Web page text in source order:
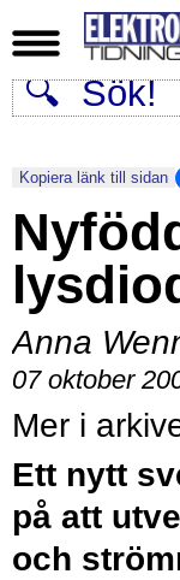
Kopiera länk till sidan
Anna
07 oktober
Ett nytt
på att
och